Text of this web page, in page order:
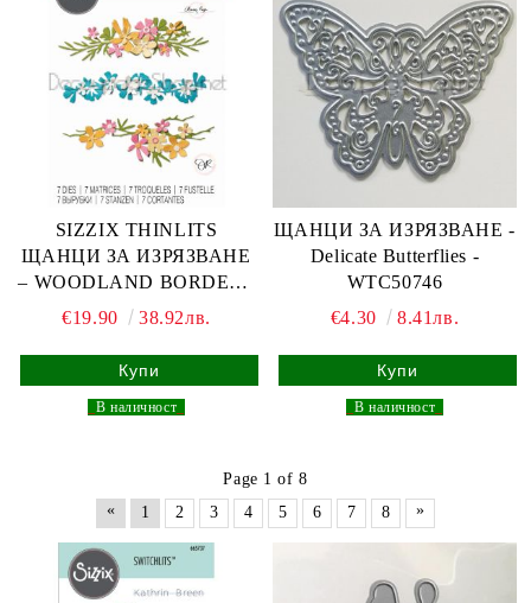
SIZZIX THINLITS
ЩАНЦИ ЗА ИЗРЯЗВАНЕ
– WOODLAND BORDERS
666251
€19.90 38.92лв.
В наличност
ЩАНЦИ ЗА ИЗРЯЗВАНЕ -
Delicate Butterflies -
WTC50746
€4.30
8.41лв.
В наличност
Page 1 of 8
«
1 2 3 4 5 6 7 8 »